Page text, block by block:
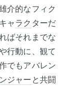
介的なフィク
ャラク ターだ
ばそれまでな
行動に、観て
でもアバレン
ジャーと共闘